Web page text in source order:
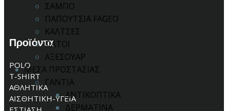
ΣΑΜΠΟ
ΠΑΠΟΥΤΣΙΑ FAGEO
ΚΑΛΤΣΕΣ
ΠΑΤΟΙ
ΑΞΕΣΟΥΑΡ
ΜΕΣΑ ΠΡΟΣΤΑΣΙΑΣ
ΓΑΝΤΙΑ
ΑΝΤΙΚΟΠΤΙΚΑ
ΔΕΡΜΑΤΙΝΑ
Προϊόντα
POLO
T-SHIRT
ΑΘΛΗΤΙΚΑ
ΑΙΣΘΗΤΙΚΗ-ΥΓΕΙΑ